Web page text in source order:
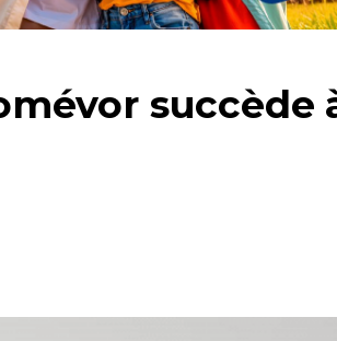
succède